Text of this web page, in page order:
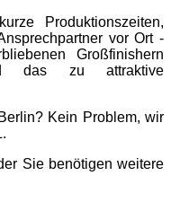
Produktionszeiten,
vor Ort -
Großfinishern
das zu attraktive
Kein Problem, wir
Sie benötigen weitere